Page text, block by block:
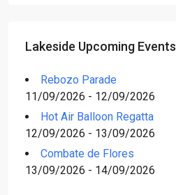
Lakeside Upcoming Events
Rebozo Parade
11/09/2026 - 12/09/2026
Hot Air Balloon Regatta
12/09/2026 - 13/09/2026
Combate de Flores
13/09/2026 - 14/09/2026